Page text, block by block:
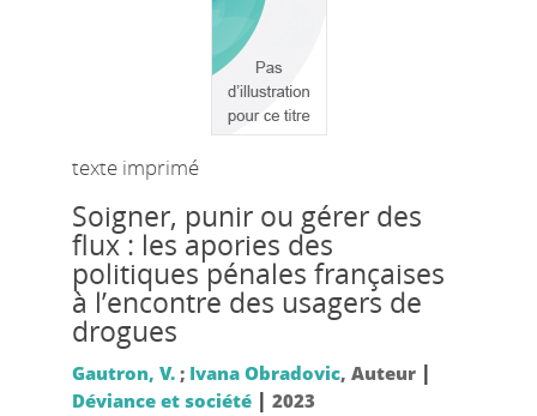
texte imprimé
Soigner, punir ou gérer des
flux : les apories des
politiques pénales françaises
à l’encontre des usagers de
drogues
Gautron, V.; Ivana Obradovic, Auteur |
Déviance et société| 2023